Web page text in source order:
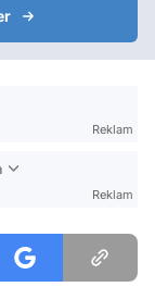
Reklam
Reklam